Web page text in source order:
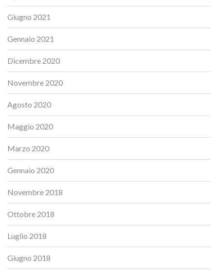
Giugno 2021
Gennaio 2021
Dicembre 2020
Novembre 2020
Agosto 2020
Maggio 2020
Marzo 2020
Gennaio 2020
Novembre 2018
Ottobre 2018
Luglio 2018
Giugno 2018